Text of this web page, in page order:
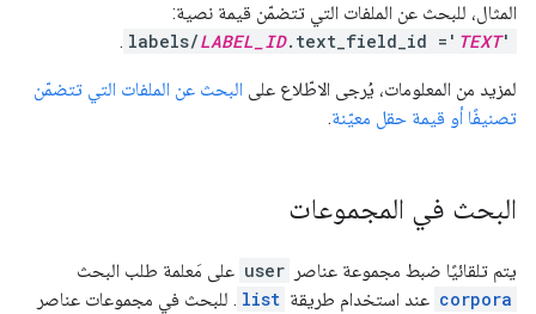
المثال، للبحث عن الملفات التي تتضمّن قيمة نصية:
labels/LABEL_ID.text_field_id =' TEXT'
.
لمزيد من المعلومات، يُرجى الاطّلاع على البحث عن الملفات التي تتضمّن
تصنيفًا أو قيمة حقل معيّنة.
البحث في المجموعات
يتم تلقائيًا ضبط مجموعة عناصر user على مَعلمة طلب البحث
corpora عند استخدام طريقة list . للبحث في مجموعات عناصر